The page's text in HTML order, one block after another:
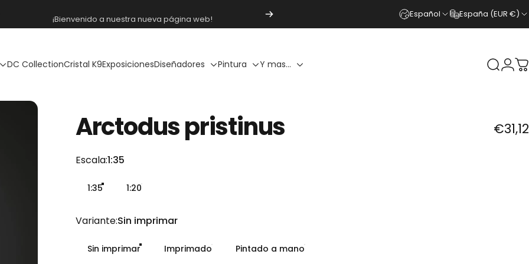
Envío gratis a partir de 300€ Español España (EUR €)
DC CollectionCristal K9ExposicionesDiseñadores Pintura Y mas... Buscar
Arctoduspristinus €31,12
Escala
Escala:1:35
1:35 1:20
Variante
Variante:Sin imprimar
Sin imprimar Imprimado Pintado a mano